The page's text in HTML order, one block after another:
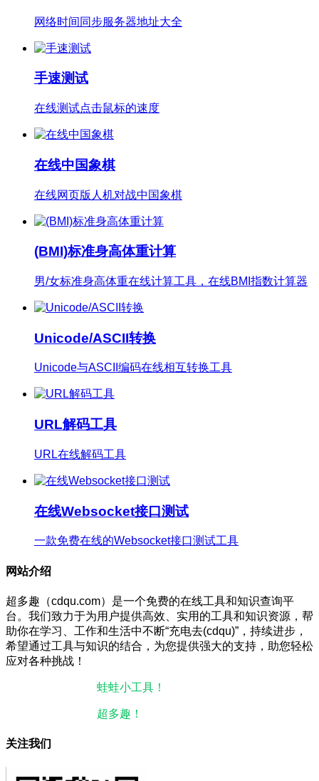
网络时间同步服务器地址大全
手速测试
在线测试点击鼠标的速度
在线中国象棋
在线网页版人机对战中国象棋
(BMI)标准身高体重计算
男/女标准身高体重在线计算工具，在线BMI指数计算器
Unicode/ASCII转换
Unicode与ASCII编码在线相互转换工具
URL解码工具
URL在线解码工具
在线Websocket接口测试
一款免费在线的Websocket接口测试工具
网站介绍
超多趣（cdqu.com）是一个免费的在线工具和知识查询平
台。我们致力于为用户提供高效、实用的工具和知识资源，帮
助你在学习、工作和生活中不断“充电去(cdqu)”，持续进步，
希望通过工具与知识的结合，为您提供强大的支持，助您轻松
应对各种挑战！
蛙蛙小工具！
超多趣！
关注我们